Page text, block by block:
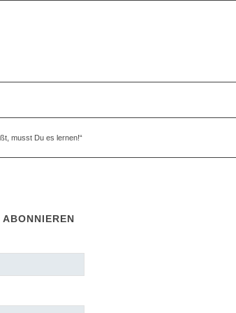
musst Du es lernen!“